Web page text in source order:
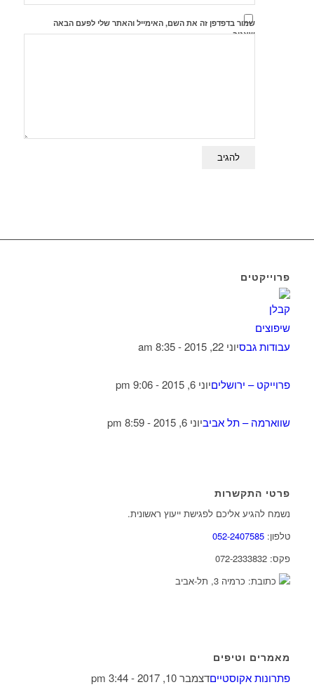
שמור בדפדפן זה את השם, האימייל והאתר שלי לפעם הבאה
שאגיב.
פרוייקטים
עבודות גבסיוני 22, 2015 - 8:35 am
פרוייקט – ירושליםיוני 6, 2015 - 9:06 pm
שווארמה – תל אביביוני 6, 2015 - 8:59 pm
פרטי התקשרות
נשמח להגיע אליכם לפגישת ייעוץ ראשונית.
טלפון: 052-2407585
פקס: 072-2333832
כתובת: כרמיה 3, תל-אביב
מאמרים וטיפים
פתרונות אקוסטייםדצמבר 10, 2017 - 3:44 pm